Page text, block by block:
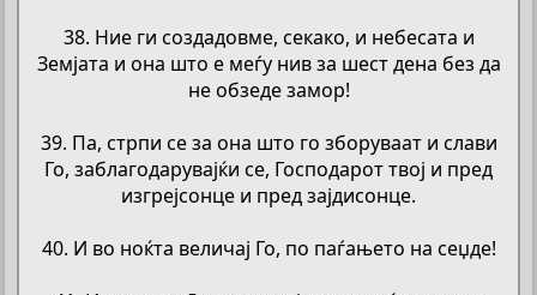
38. Ние ги создадовме, секако, и небесата и
Земјата и она што е меѓу нив за шест дена без да
не обзеде замор!
39. Па, стрпи се за она што го зборуваат и слави
Го, заблагодарувајќи се, Господарот твој и пред
изгрејсонце и пред зајдисонце.
40. И во ноќта величај Го, по паѓањето на сеџде!